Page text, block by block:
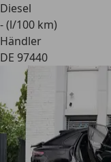
Diesel
- (l/100 km)
Händler
DE 97440